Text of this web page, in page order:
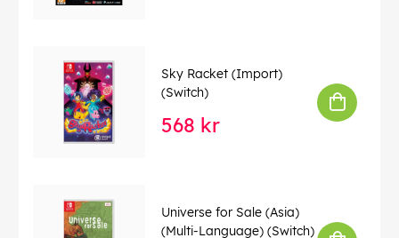
Sky Racket (Import)
(Switch)
568 kr
Universe for Sale (Asia)
(Multi-Language) (Switch)